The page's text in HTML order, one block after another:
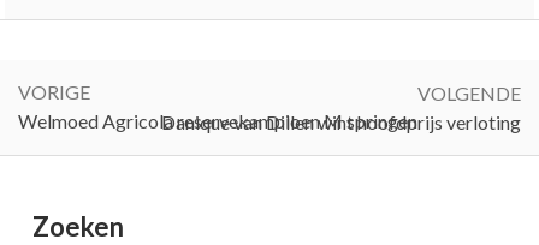
navigatie
VORIGE
Vorige:
Welmoed Agricola reservekampioen M springen
VOLGENDE
Volgende:
Danique van Dillen wint hoofdprijs verloting
Primary
Zoeken